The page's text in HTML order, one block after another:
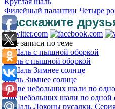
Филейный палантин Четыре
Расскажите
Еще записи по теме
Шаль с пышной оборкой
Шаль Зимнее солнце
Две небольших шали по одной